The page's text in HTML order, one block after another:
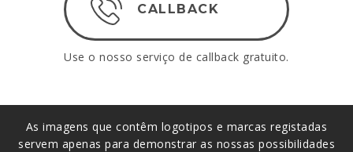
CALLBACK
Use o nosso serviço de callback gratuito.
As imagens que contêm logotipos e marcas registadas
servem apenas para demonstrar as nossas possibilidades